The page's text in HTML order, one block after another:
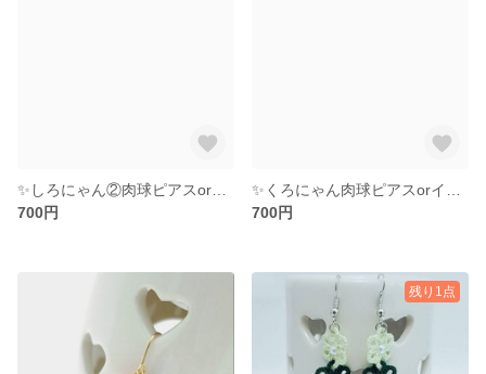
700円
700円
残り1点